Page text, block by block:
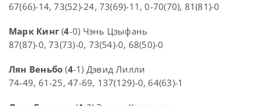
67(66)-14, 73(52)-24, 73(69)-11, 0-70(70), 81(81)-0
Марк Кинг (4-0) Чэнь Цзыфань
87(87)-0, 73(73)-0, 73(54)-0, 68(50)-0
Лян Веньбо (4-1) Дэвид Лилли
74-49, 61-25, 47-69, 137(129)-0, 64(63)-1